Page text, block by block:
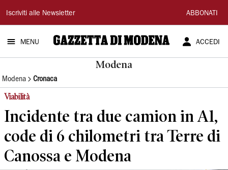
Gazzetta
di
Modena
Iscriviti alle Newsletter ABBONATI
MENU ACCEDI
Modena
Modena Cronaca
Viabilità
Incidente tra due camion in A1,
code di 6 chilometri tra Terre di
Canossa e Modena